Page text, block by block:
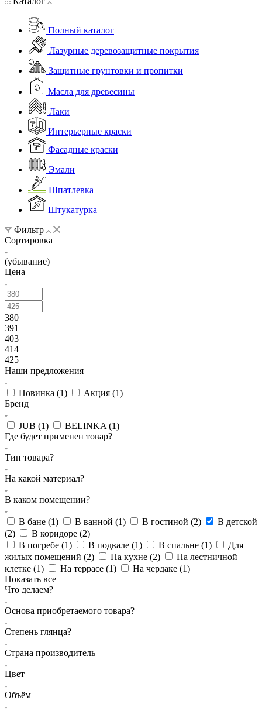
Полный каталог
Лазурные деревозащитные покрытия
Защитные грунтовки и пропитки
Масла для древесины
Лаки
Интерьерные краски
Фасадные краски
Эмали
Шпатлевка
Штукатурка
Фильтр
Сортировка
(убывание)
Цена
380
391
403
414
425
Наши предложения
Новинка (1) Акция (1)
Бренд
JUB (1) BELINKA (1)
Где будет применен товар?
Тип товара?
На какой материал?
В каком помещении?
В бане (1) В ванной (1) В гостиной (2)
В детской
(2) В коридоре (2)
В погребе (1) В подвале (1) В спальне (1)
Для
жилых помещений (2) На кухне (2)
На лестничной
клетке (1) На террасе (1) На чердаке (1)
Показать все
Что делаем?
Основа приобретаемого товара?
Степень глянца?
Страна производитель
Цвет
Объём